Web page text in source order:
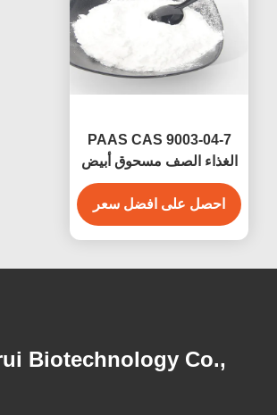
PAAS CAS 9003-04-7
الغذاء الصف مسحوق أبيض
حمض بولي أكريليك
الصوديوم للمشتتات الغذائية
احصل على افضل سعر
Biotechnology Co.,